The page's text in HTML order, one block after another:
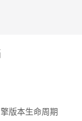
版本生命周期